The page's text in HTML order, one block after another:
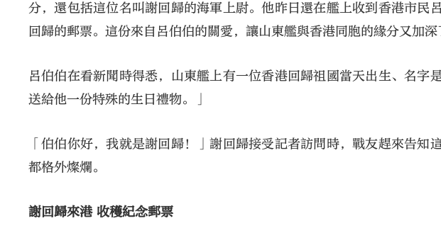
分，還包括這位名叫謝回歸的海軍上尉。他昨日還在艦上收到香港市民
回歸的郵票。這份來自呂伯伯的關愛，讓山東艦與香港同胞的緣分又加深
呂伯伯在看新聞時得悉，山東艦上有一位香港回歸祖國當天出生、名字
送給他一份特殊的生日禮物。」
「伯伯你好，我就是謝回歸！」謝回歸接受記者訪問時，戰友趕來告
都格外燦爛。
謝回歸來港 收穫紀念郵票